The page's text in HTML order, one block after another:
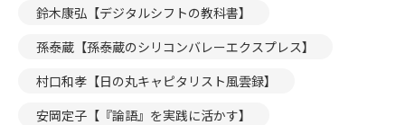
鈴木康弘【デジタルシフトの教科書】
孫泰蔵【孫泰蔵のシリコンバレーエクスプレス】
村口和孝【日の丸キャピタリスト風雲録】
安岡定子【『論語』を実践に活かす】